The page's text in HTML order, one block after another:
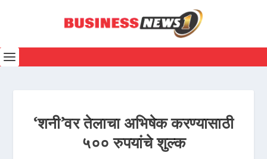
‘शनी’वर तेलाचा अभिषेक करण्यासाठी
५०० रुपयांचे शुल्क